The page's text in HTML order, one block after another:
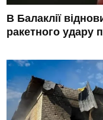
В Балаклії
ракетного удару